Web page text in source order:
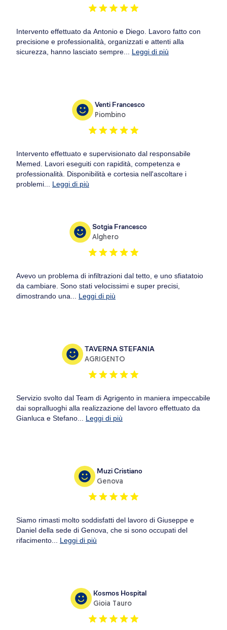
Intervento effettuato da Antonio e Diego. Lavoro fatto con
precisione e professionalità, organizzati e attenti alla
sicurezza, hanno lasciato sempre... Leggi di più
Venti Francesco
Piombino
Intervento effettuato e supervisionato dal responsabile
Memed. Lavori eseguiti con rapidità, competenza e
professionalità. Disponibilità e cortesia nell'ascoltare i
problemi... Leggi di più
Sotgia Francesco
Alghero
Avevo un problema di infiltrazioni dal tetto, e uno sfiatatoio
da cambiare. Sono stati velocissimi e super precisi,
dimostrando una... Leggi di più
TAVERNA STEFANIA
AGRIGENTO
Servizio svolto dal Team di Agrigento in maniera impeccabile
dai sopralluoghi alla realizzazione del lavoro effettuato da
Gianluca e Stefano... Leggi di più
Muzi Cristiano
Genova
Siamo rimasti molto soddisfatti del lavoro di Giuseppe e
Daniel della sede di Genova, che si sono occupati del
rifacimento... Leggi di più
Kosmos Hospital
Gioia Tauro